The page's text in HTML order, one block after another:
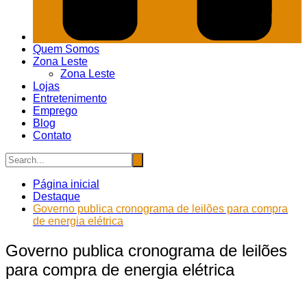
Quem Somos
Zona Leste
Zona Leste
Lojas
Entretenimento
Emprego
Blog
Contato
Página inicial
Destaque
Governo publica cronograma de leilões para compra
de energia elétrica
Governo publica cronograma de leilões
para compra de energia elétrica